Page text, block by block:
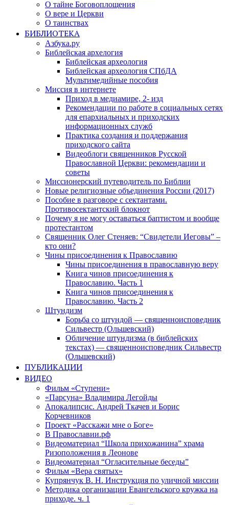
О тайне Боговоплощения
О вере и Церкви
О таинствах
БИБЛИОТЕКА
Азбука.ру
Библейская архелогия
Библейская археология
Библейская археология СПбДА
Мультимедийные пособия
Миссия в интернете
Приход в медиамире, 2- изд
Рекомендации по работе в социальных сетях
для епархиальных и приходских
информационных служб
Практика создания и поддержания
приходского сайта
Видеоблоги священников Русской
Православной Церкви: рекомендации и
советы
Миссионерский путеводитель по Библии
Новые религиозные объединения России (2017)
Пособие в разговоре с сектантами.
Противосектантский блокнот
Почему я не могу оставаться баптистом и вообще
протестантом
Священник Олег Стеняев: “Свидетели Иеговы” –
кто они?
Чины присоединения к Православию
Чины присоединения в православную веру
Книга чинов присоединения к
Православию. Часть 1
Книга чинов присоединения к
Православию. Часть 2
Штундизм
Борьба со штундой — священноисповедник
Сильвестр (Ольшевский)
Обличение штундизма (в библейских
текстах) — священноисповедник Сильвестр
(Ольшевский)
ПУБЛИКАЦИИ
ВИДЕО
Фильм «Ступени»
«Парсуна» Владимира Легойды
Апокалипсис. Андрей Ткачев и Борис
Корчевников
Проект «Расскажи мне о Боге»
В Православии.рф
Видеоматериал “Школа прихожанина” храма
Ризоположения в Леонове
Видеоматериал “Огласительные беседы”
Фильм «Вера святых»
Купрянчук В. Н. Инструкция по уличной миссии
Методика организации Евангельского кружка на
приходе. ч. 1